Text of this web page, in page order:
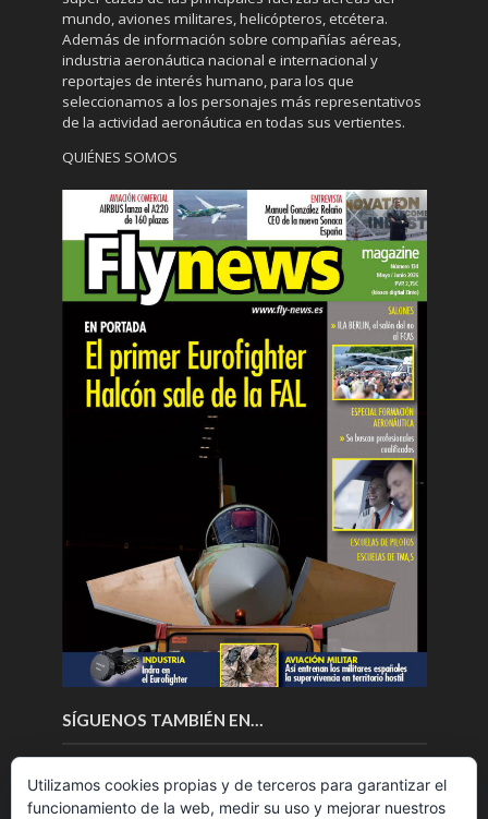
mundo, aviones militares, helicópteros, etcétera.
Además de información sobre compañías aéreas,
industria aeronáutica nacional e internacional y
reportajes de interés humano, para los que
seleccionamos a los personajes más representativos
de la actividad aeronáutica en todas sus vertientes.
QUIÉNES SOMOS
SÍGUENOS TAMBIÉN EN…
Utilizamos cookies propias y de terceros para garantizar el
funcionamiento de la web, medir su uso y mejorar nuestros